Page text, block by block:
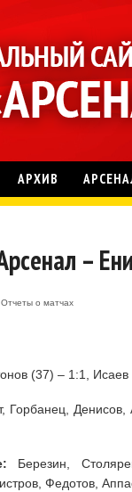
АРХИВ
–
Отчеты о матчах
(37) – 1:1,
Горбанец,
Березин,
Федотов,